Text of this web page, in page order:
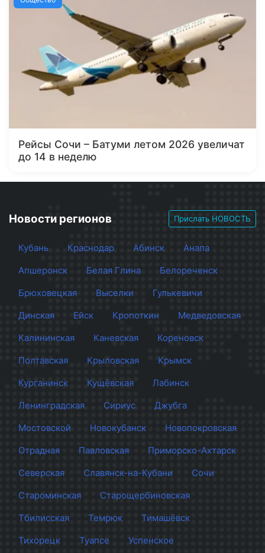
Рейсы Сочи – Батуми летом 2026 увеличат
до 14 в неделю
Новости регионов Прислать НОВОСТЬ
Кубань Краснодар Абинск
Анапа
Апшеронск
Белая Глина
Белореченск
Брюховецкая
Выселки
Гулькевичи
Динская
Ейск Кропоткин
Медведовская
Калининская
Каневская
Кореновск
Полтавская
Крыловская
Крымск
Курганинск
Кущёвская
Лабинск
Ленинградская
Сириус
Джубга
Мостовской
Новокубанск
Новопокровская
Отрадная
Павловская
Приморско-Ахтарск
Северская
Славянск-на-Кубани
Сочи
Староминская
Старощербиновская
Тбилисская
Темрюк
Тимашёвск
Тихорецк
Туапсе Успенское